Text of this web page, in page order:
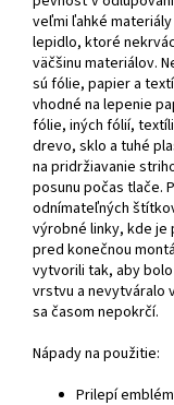
veľmi ľahké
lepidlo, ktoré
väčšinu materiálov.
sú fólie, papier a
vhodné na lepenie
fólie, iných fólií,
drevo, sklo a tuhé
na pridržiavanie
posunu počas tlače.
odnímateľných
výrobné linky, kde
pred konečnou
vytvorili tak, aby
vrstvu a nevytváralo
sa časom nepokrčí.
Nápady na použitie:
Prilepí